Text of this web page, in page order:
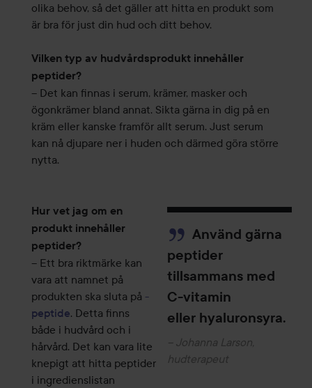
olika behov, så det gäller att hitta en produkt som
är bra för just din hud och ditt behov.
Vilken typ av hudvårdsprodukt innehåller
peptider?
– Det kan finnas i serum, krämer, masker och
ögonkrämer bland annat. Sikta gärna in dig på en
kräm eller kanske framför allt serum. Just serum
kan nå djupare ner i huden och därmed göra större
nytta.
Använd gärna
peptider
tillsammans med
C-vitamin
eller hyaluronsyra.
– Johanna Larson,
hudterapeut
Hur vet jag om en
produkt innehåller
peptider?
– Ett bra riktmärke kan
vara att namnet på
produkten ska sluta på -
peptide. Detta finns
både i hudvård och i
hårvård. Det kan vara lite
knepigt att hitta peptider
i ingredienslistan